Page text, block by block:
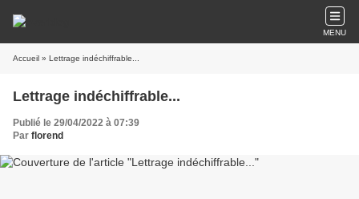
MENU
Accueil » Lettrage indéchiffrable...
Lettrage indéchiffrable...
Publié le 29/04/2022 à 07:39
Par florend